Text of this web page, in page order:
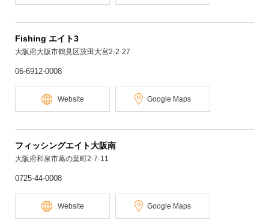
Fishing エイト3
大阪府大阪市鶴見区茨田大宮2-2-27
06-6912-0008
Website Google Maps
フィッシングエイト大阪南
大阪府和泉市葛の葉町2-7-11
0725-44-0008
Website Google Maps